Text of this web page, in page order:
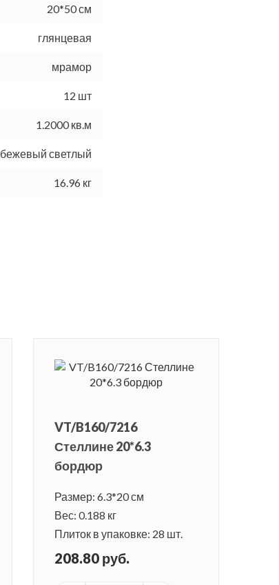
20*50 см
глянцевая
мрамор
12 шт
1.2000 кв.м
бежевый светлый
16.96 кг
VT/B160/7216
Стеллине 20*6.3
бордюр
Размер: 6.3*20 см
Вес: 0.188 кг
Плиток в упаковке: 28 шт.
208.80 руб.